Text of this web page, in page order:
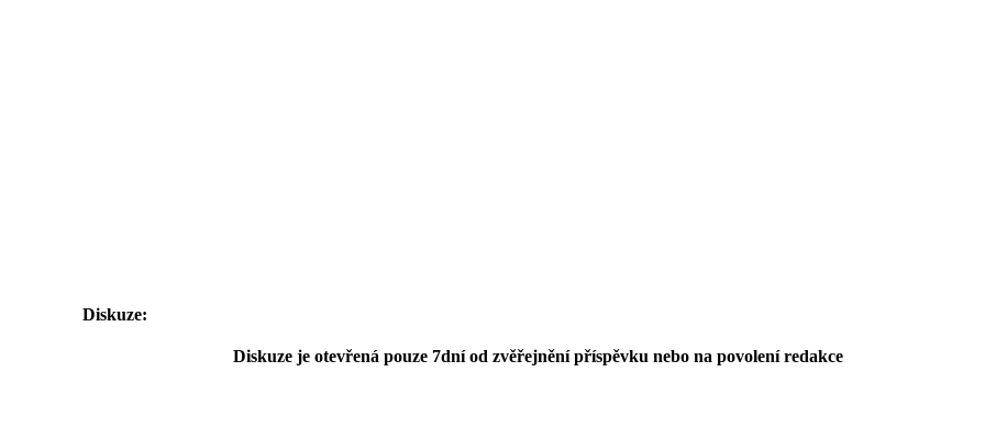
Diskuze:
Diskuze je otevřená pouze 7dní od zvěřejnění příspěvku nebo na povolení redakce